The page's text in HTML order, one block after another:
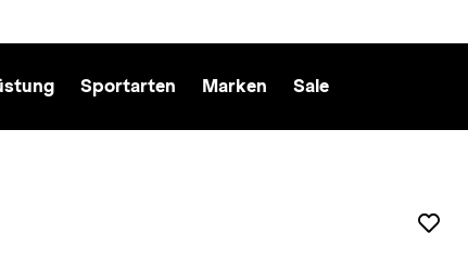
Sportarten Marken Sale